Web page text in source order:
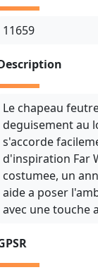
11659
Le chapeau
deguisement au
s'accorde
d'inspiration Far
costumee, un
aide a poser
avec une touche